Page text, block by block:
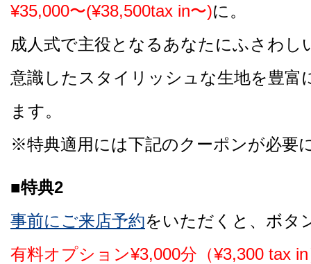
¥35,000〜(¥38,500tax in〜)に。
成人式で主役となるあなたにふさわし
意識したスタイリッシュな生地を豊富
ます。
※特典適用には下記のクーポンが必要
■特典2
事前にご来店予約をいただくと、ボタ
有料オプション¥3,000分（¥3,300 tax